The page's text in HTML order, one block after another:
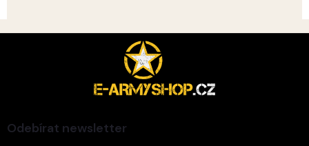
Odebírat newsletter